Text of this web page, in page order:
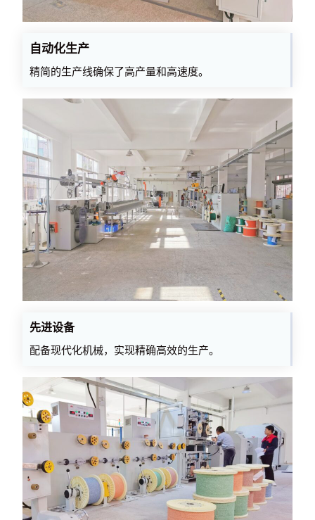
自动化生产
精简的生产线确保了高产量和高速度。
先进设备
配备现代化机械，实现精确高效的生产。